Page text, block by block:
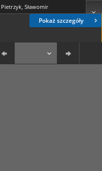
Pokaż szczegóły
Pietrzyk, Sławomir